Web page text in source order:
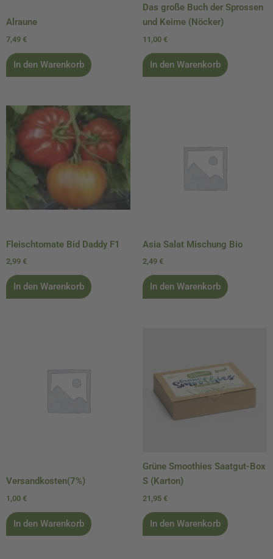
Alraune
7,49 €
In den Warenkorb
Das große Buch der Sprossen
und Keime (Nöcker)
11,00 €
In den Warenkorb
Fleischtomate Bid Daddy F1
2,99 €
In den Warenkorb
Asia Salat Mischung Bio
2,49 €
In den Warenkorb
Versandkosten(7%)
1,00 €
In den Warenkorb
Grüne Smoothies Saatgut-Box
S (Karton)
21,95 €
In den Warenkorb